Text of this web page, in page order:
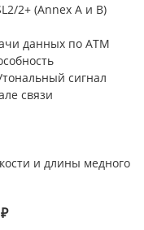
2+ (Annex A и B)
данных по ATM
сигнал
связи
и длины медного